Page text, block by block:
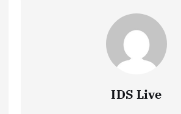
IDS Live